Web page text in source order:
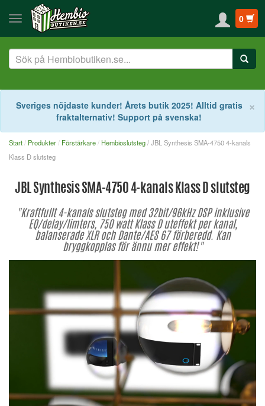
0
×
Sveriges nöjdaste kunder! Årets butik 2025! Alltid gratis
fraktalternativ! Support på svenska!
Start Produkter Förstärkare Hembioslutsteg/ JBL Synthesis SMA-4750 4-kanals
Klass D slutsteg
JBL Synthesis SMA-4750 4-kanals Klass D slutsteg
"Kraftfullt 4-kanals slutsteg med 32bit/96kHz DSP inklusive
EQ/delay/limters, 750 watt Klass D uteffekt per kanal,
balanserade XLR och Dante/AES 67 förberedd. Kan
bryggkopplas för ännu mer effekt!"